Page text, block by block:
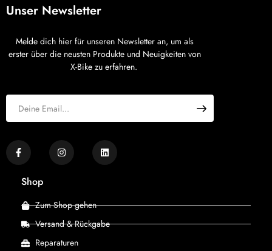
Unser Newsletter
Melde dich hier für unseren Newsletter an, um als
erster über die neusten Produkte und Neuigkeiten von
X-Bike zu erfahren.
Shop
Zum Shop gehen
Versand & Rückgabe
Reparaturen